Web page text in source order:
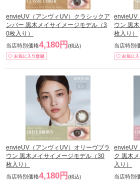
envieUV（アンヴィUV）クラシックア
ンバー 黒木メイサイメージモデル（3
0枚入り）
当店特別価格4,180円 (税込)
envieUV
ウン 黒
枚入り）
当店特別
envieUV（アンヴィUV）オリーヴブラ
ウン 黒木メイサイメージモデル（30
枚入り）
当店特別価格4,180円 (税込)
envieUV
ク 黒木
入り）
当店特別